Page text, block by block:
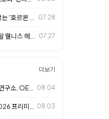
07.28
07.27
더보기
K-뷰티 호황... 에코바이오의학연구소, OEM·ODM 사업 확대 08.04
08.03